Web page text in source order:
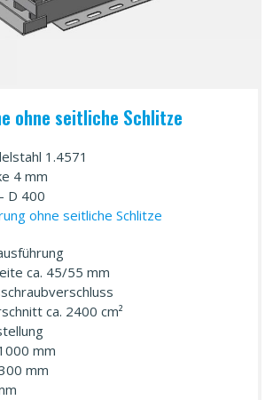
ohne seitliche Schlitze
1.4571
4 mm
D 400
ohne seitliche Schlitze
ca. 45/55 mm
ca. 2400 cm²
mm
mm